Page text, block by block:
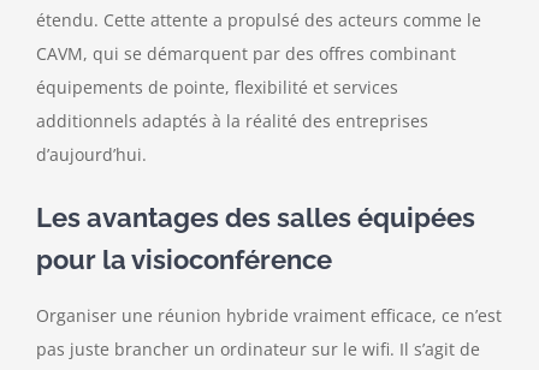
étendu. Cette attente a propulsé des acteurs comme le
CAVM, qui se démarquent par des offres combinant
équipements de pointe, flexibilité et services
additionnels adaptés à la réalité des entreprises
d’aujourd’hui.
Les avantages des salles équipées
pour la visioconférence
Organiser une réunion hybride vraiment efficace, ce n’est
pas juste brancher un ordinateur sur le wifi. Il s’agit de